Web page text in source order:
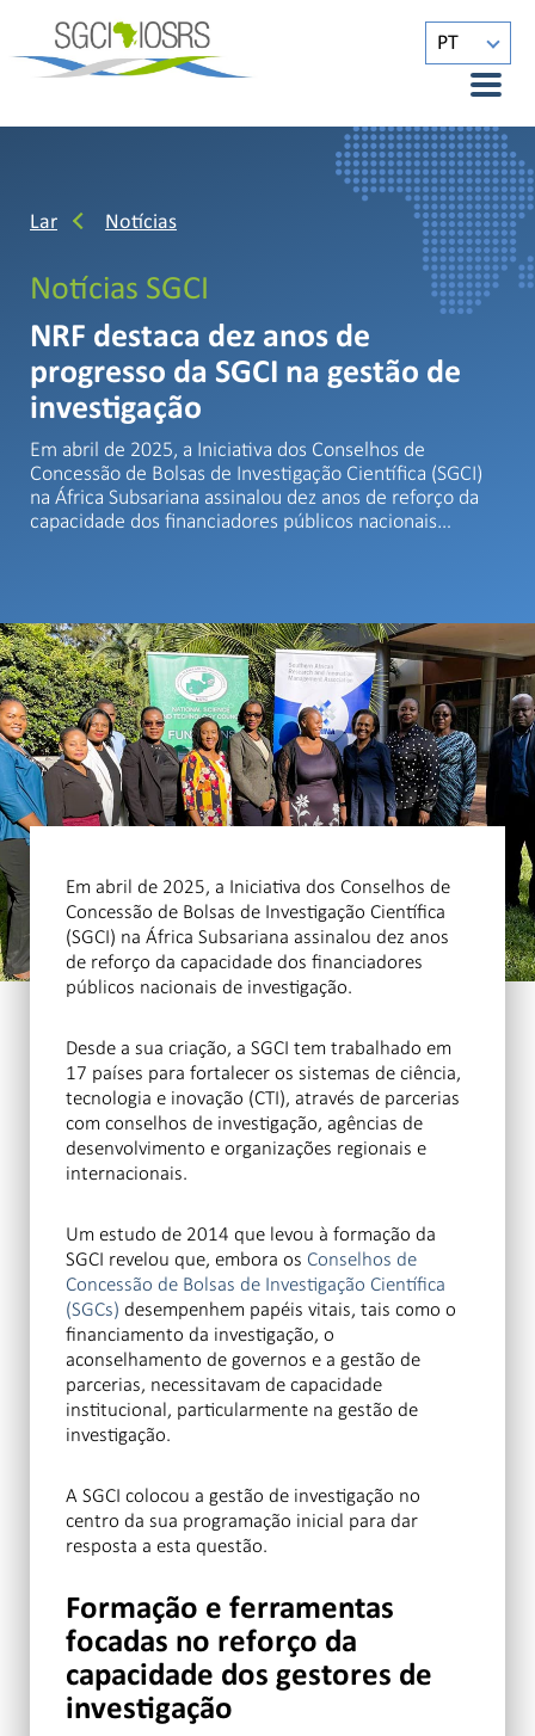
PT
Lar Notícias
Notícias SGCI
NRF destaca dez anos de
progresso da SGCI na gestão de
investigação
Em abril de 2025, a Iniciativa dos Conselhos de
Concessão de Bolsas de Investigação Científica (SGCI)
na África Subsariana assinalou dez anos de reforço da
capacidade dos financiadores públicos nacionais…
Em abril de 2025, a Iniciativa dos Conselhos de
Concessão de Bolsas de Investigação Científica
(SGCI) na África Subsariana assinalou dez anos
de reforço da capacidade dos financiadores
públicos nacionais de investigação.
Desde a sua criação, a SGCI tem trabalhado em
17 países para fortalecer os sistemas de ciência,
tecnologia e inovação (CTI), através de parcerias
com conselhos de investigação, agências de
desenvolvimento e organizações regionais e
internacionais.
Um estudo de 2014 que levou à formação da
SGCI revelou que, embora os Conselhos de
Concessão de Bolsas de Investigação Científica
(SGCs) desempenhem papéis vitais, tais como o
financiamento da investigação, o
aconselhamento de governos e a gestão de
parcerias, necessitavam de capacidade
institucional, particularmente na gestão de
investigação.
A SGCI colocou a gestão de investigação no
centro da sua programação inicial para dar
resposta a esta questão.
Formação e ferramentas
focadas no reforço da
capacidade dos gestores de
investigação